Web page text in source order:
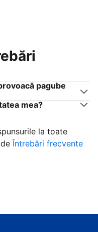
pagube
mea?
la toate
deÎntrebări frecvente